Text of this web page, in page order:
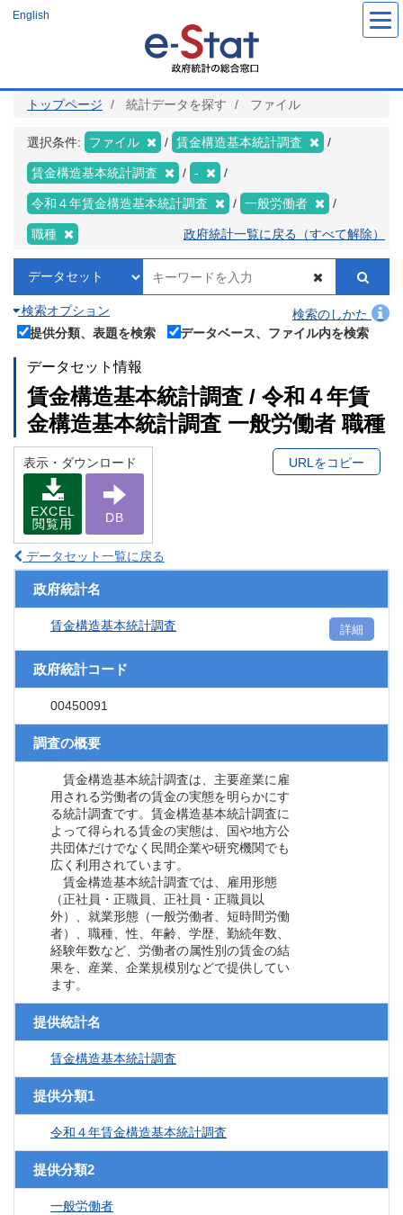
ツ
English
トップページ 統計データを探す ファイル
選択条件: ファイル 賃金構造基本統計調査
賃金構造基本統計調査 -
令和４年賃金構造基本統計調査 一般労働者
職種 政府統計一覧に戻る（すべて解除）
検索オプション
検索のしかた
提供分類、表題を検索
データベース、ファイル内を検索
データセット情報
賃金構造基本統計調査 / 令和４年賃
金構造基本統計調査 一般労働者 職種
表示・ダウンロード
EXCEL
閲覧用
DB
URLをコピー
データセット一覧に戻る
政府統計名
賃金構造基本統計調査 詳細
政府統計コード
00450091
調査の概要
賃金構造基本統計調査は、主要産業に雇
用される労働者の賃金の実態を明らかにす
る統計調査です。賃金構造基本統計調査に
よって得られる賃金の実態は、国や地方公
共団体だけでなく民間企業や研究機関でも
広く利用されています。
賃金構造基本統計調査では、雇用形態
（正社員・正職員、正社員・正職員以
外）、就業形態（一般労働者、短時間労働
者）、職種、性、年齢、学歴、勤続年数、
経験年数など、労働者の属性別の賃金の結
果を、産業、企業規模別などで提供してい
ます。
提供統計名
賃金構造基本統計調査
提供分類1
令和４年賃金構造基本統計調査
提供分類2
一般労働者